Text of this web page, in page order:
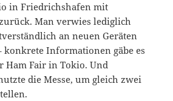
in Friedrichshafen mit
Man verwies lediglich
an neuen Geräten
konkrete Informationen gäbe es
Ham Fair in Tokio. Und
die Messe, um gleich zwei